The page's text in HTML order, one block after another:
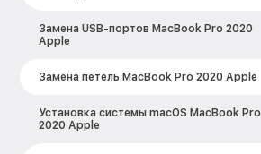
Замена USB-портов MacBook Pro 2020
Apple
Замена петель MacBook Pro 2020 Apple
Установка системы macOS MacBook Pro
2020 Apple